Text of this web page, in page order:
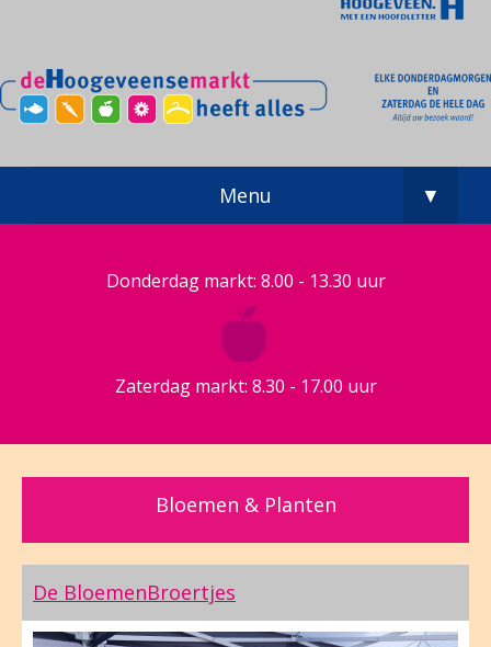
Menu ▼
Donderdag markt: 8.00 - 13.30 uur
Zaterdag markt: 8.30 - 17.00 uur
Bloemen & Planten
De BloemenBroertjes